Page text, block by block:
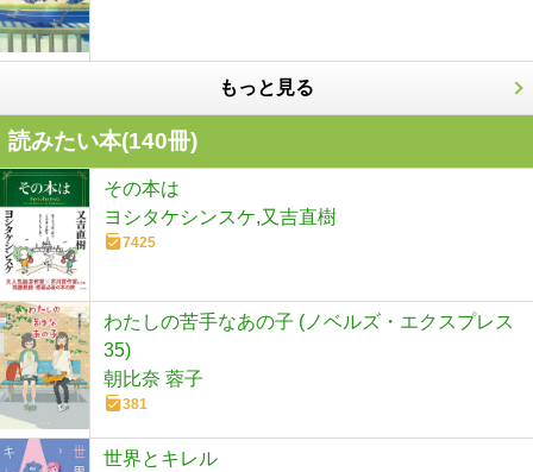
もっと見る
読みたい本(140冊)
その本は
ヨシタケシンスケ,又吉直樹
7425
わたしの苦手なあの子 (ノベルズ・エクスプレス
35)
朝比奈 蓉子
381
世界とキレル